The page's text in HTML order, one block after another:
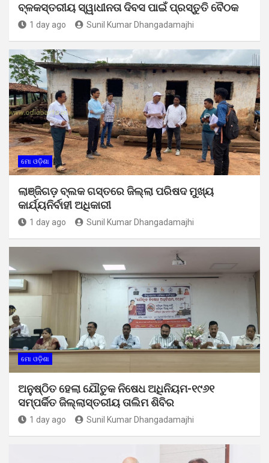
ବ୍ଳକସ୍ତରୀୟ ସ୍ୱାଧୀନତା ଦିବସ ପାଇଁ ପ୍ରସ୍ତୁତି ବୈଠକ
1 day ago Sunil Kumar Dhangadamajhi
ମୋ ଓଡ଼ିଶା
ଲାଞ୍ଜିଗଡ଼ ବ୍ଲକ ଗସ୍ତରେ ଜିଲ୍ଲା ପରିଷଦ ମୁଖ୍ୟ
କାର୍ଯ୍ୟନିର୍ବାହୀ ଅଧିକାରୀ
1 day ago Sunil Kumar Dhangadamajhi
ମୋ ଓଡ଼ିଶା
ଅନୁଷ୍ଠିତ ହେଲା ଯୌତୁକ ନିଷେଧ ଅଧିନିୟମ-୧୯୬୧
ସମ୍ପର୍କିତ ଜିଲ୍ଲାସ୍ତରୀୟ ତାଲିମ ଶିବିର
1 day ago Sunil Kumar Dhangadamajhi